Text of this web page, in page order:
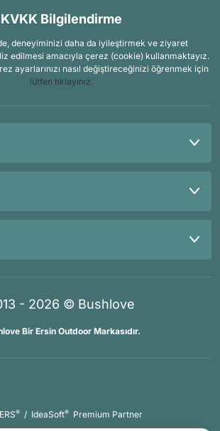
KVKK Bilgilendirme
deneyiminizi daha da iyileştirmek ve ziyaret
edilmesi amacıyla çerez (cookie) kullanmaktayız.
ayarlarınızı nasıl değiştireceğinizi öğrenmek için
lütfen tıklayınız.
- 2026 © Bushlove
Bir Ersin Outdoor Markasıdır.
® / IdeaSoft® Premium Partner